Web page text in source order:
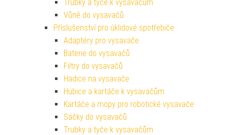
Trubky a tyče k vysavačům
Vůně do vysavačů
Příslušenství pro úklidové spotřebiče
Adaptéry pro vysavače
Baterie do vysavačů
Filtry do vysavačů
Hadice na vysavače
Hubice a kartáče k vysavačům
Kartáče a mopy pro robotické vysavače
Sáčky do vysavačů
Trubky a tyče k vysavačům